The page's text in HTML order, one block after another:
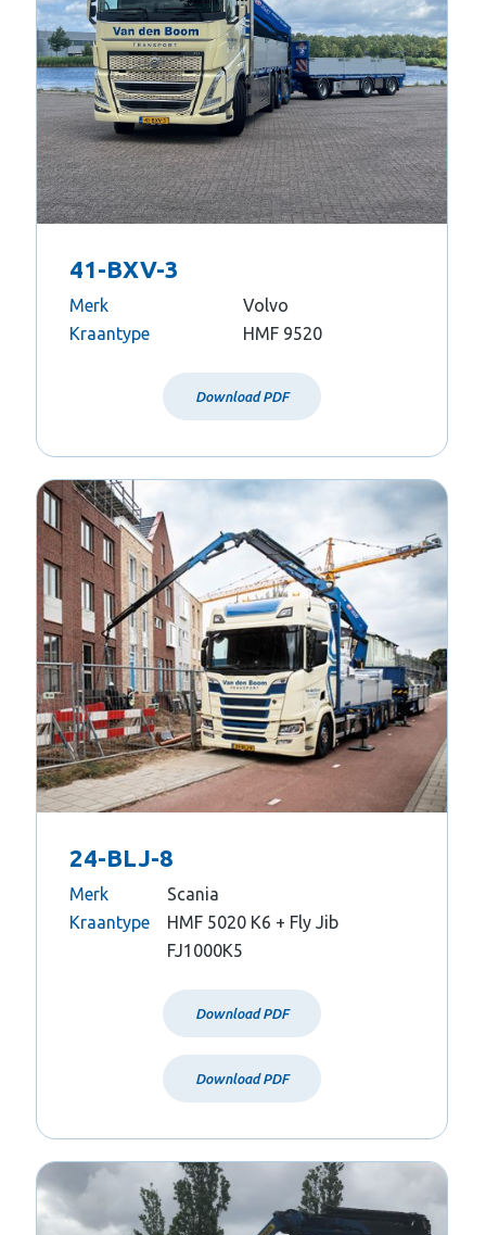
41-BXV-3
Merk
Volvo
Kraantype
HMF 9520
Download PDF
24-BLJ-8
Merk
Scania
Kraantype
HMF 5020 K6 + Fly Jib
FJ1000K5
Download PDF
Download PDF